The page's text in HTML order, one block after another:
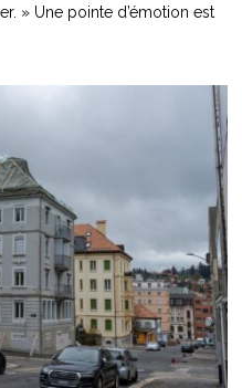
» Une pointe d’émotion est